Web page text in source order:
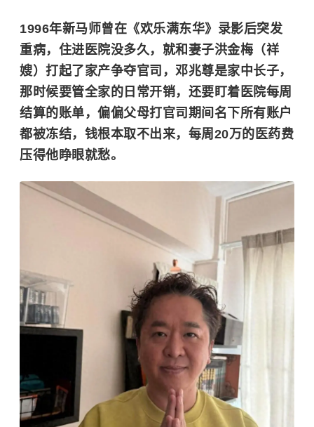
1996年新马师曾在《欢乐满东华》录影后突发
重病，住进医院没多久，就和妻子洪金梅（祥
嫂）打起了家产争夺官司， 邓兆尊是家中长子，
那时候要管全家的日常开销，还要盯着医院每周
结算的账单，偏偏父母打官司期间名下所有账户
都被冻结，钱根本取不出来，每周20万的医药费
压得他睁眼就愁。